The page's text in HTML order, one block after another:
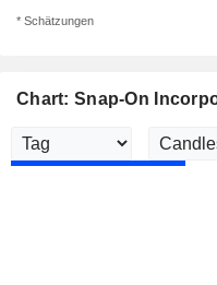
* Schätzungen
Chart: Snap-On